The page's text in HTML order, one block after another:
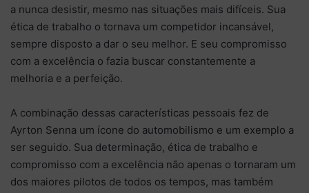
a nunca desistir, mesmo nas situações mais difíceis. Sua
ética de trabalho o tornava um competidor incansável,
sempre disposto a dar o seu melhor. E seu compromisso
com a excelência o fazia buscar constantemente a
melhoria e a perfeição.
A combinação dessas características pessoais fez de
Ayrton Senna um ícone do automobilismo e um exemplo a
ser seguido. Sua determinação, ética de trabalho e
compromisso com a excelência não apenas o tornaram um
dos maiores pilotos de todos os tempos, mas também